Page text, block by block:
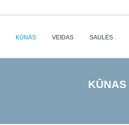
KŪNAS VEIDAS SAULĖS
KŪNAS